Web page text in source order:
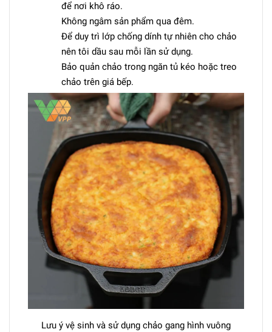
để nơi khô ráo.
Không ngâm sản phẩm qua đêm.
Để duy trì lớp chống dính tự nhiên cho chảo
nên tôi dầu sau mỗi lần sử dụng.
Bảo quản chảo trong ngăn tủ kéo hoặc treo
chảo trên giá bếp.
Lưu ý vệ sinh và sử dụng chảo gang hình vuông